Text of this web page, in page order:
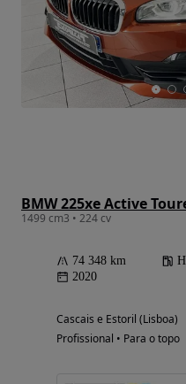
BMW 225xe Active
1499 cm3 • 224 cv
74 348 km
2020
Cascais e Estoril (Lisboa)
Profissional • Para o topo